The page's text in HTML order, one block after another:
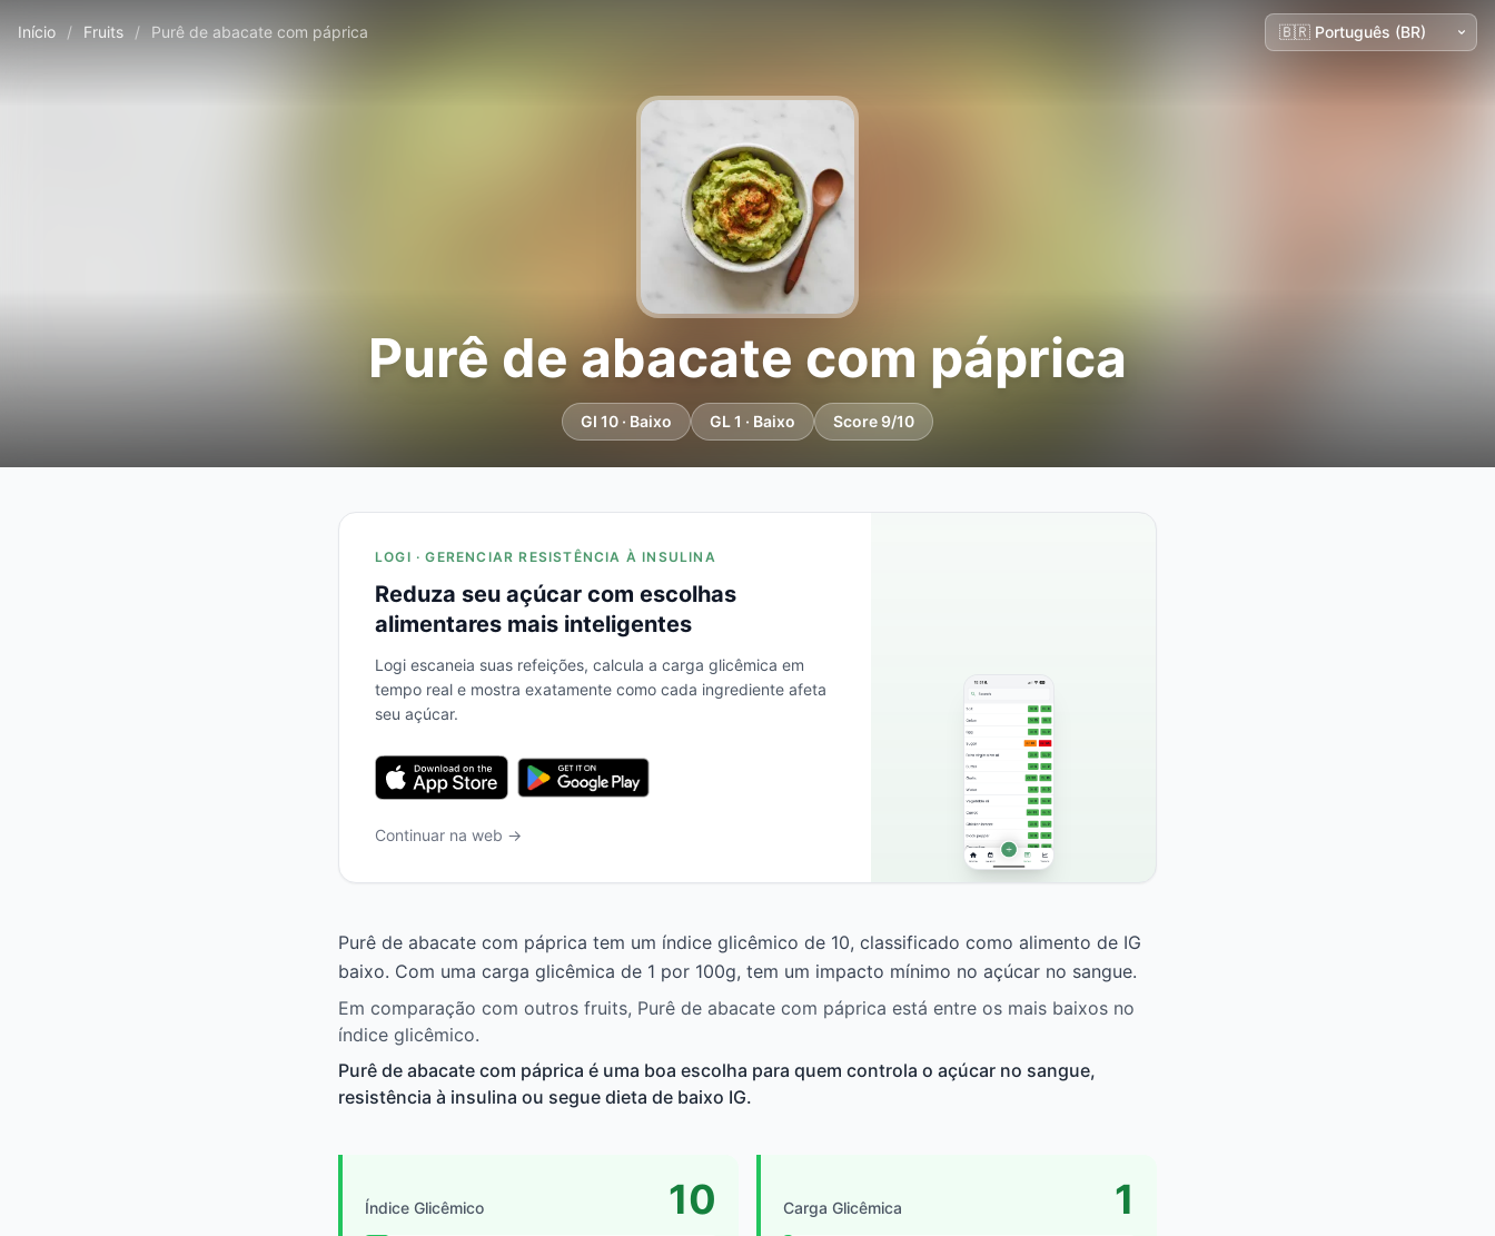
Início / Fruits / Purê de abacate com páprica
Purê de abacate com páprica
GI 10 · Baixo GL 1 · Baixo Score 9/10
LOGI · GERENCIAR RESISTÊNCIA À INSULINA
Reduza seu açúcar com escolhas
alimentares mais inteligentes
Logi escaneia suas refeições, calcula a carga glicêmica em
tempo real e mostra exatamente como cada ingrediente afeta
seu açúcar.
Continuar na web →
Purê de abacate com páprica tem um índice glicêmico de 10, classificado como alimento de IG
baixo. Com uma carga glicêmica de 1 por 100g, tem um impacto mínimo no açúcar no sangue.
Em comparação com outros fruits, Purê de abacate com páprica está entre os mais baixos no
índice glicêmico.
Purê de abacate com páprica é uma boa escolha para quem controla o açúcar no sangue,
resistência à insulina ou segue dieta de baixo IG.
Índice Glicêmico 10 Carga Glicêmica 1